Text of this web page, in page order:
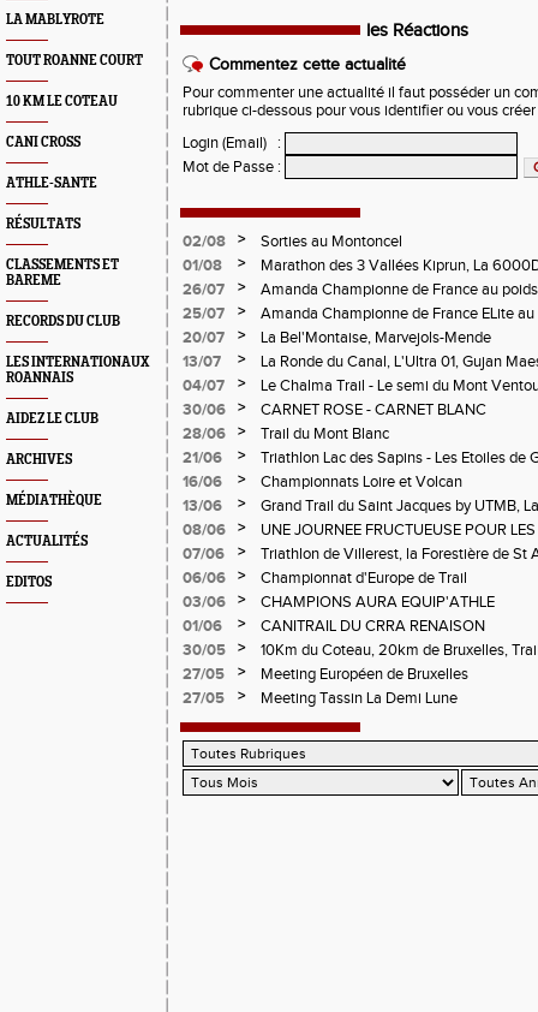
LA MABLYROTE
TOUT ROANNE COURT
10 KM LE COTEAU
CANI CROSS
ATHLE-SANTE
RÉSULTATS
CLASSEMENTS ET
BAREME
RECORDS DU CLUB
LES INTERNATIONAUX
ROANNAIS
AIDEZ LE CLUB
ARCHIVES
MÉDIATHÈQUE
ACTUALITÉS
EDITOS
les Réactions
Commentez cette actualité
Pour commenter une actualité il faut posséder un
rubrique ci-dessous pour vous identifier ou vous
Login (Email)
:
Mot de Passe :
02/08 >
Sorties au Montoncel
01/08
>
Marathon des 3 Vallées Kiprun, La
Verticale d'Orcières, St Augustin
26/07 >
Amanda Championne de France au poids
25/07
>
Amanda Championne de France ELite
20/07
>
La Bel'Montaise, Marvejols-Mende
13/07
>
La Ronde du Canal, L'Ultra 01, Gujan
04/07
>
Le Chalma Trail - Le semi du Mont
Cublize - Les Passerelles de Monteynard
Pralognon La Vanoise
30/06 >
CARNET ROSE - CARNET BLANC
28/06
>
Trail du Mont Blanc
21/06
>
Triathlon Lac des Sapins - Les Etoiles de
16/06
>
Championnats Loire et Volcan
13/06
>
Grand Trail du Saint Jacques by UTMB,
d'Andrézieux-Bouthéon
08/06 >
UNE JOURNEE FRUCTUEUSE POUR
CHAMPIONNATS DE LA LOIRE A
07/06 >
Triathlon de Villerest, la Forestière de St
Circuit de la Sure, Tour du Pays Roannais
06/06 >
Championnat d'Europe de Trail
03/06
>
CHAMPIONS AURA EQUIP'ATHLE
01/06
>
CANITRAIL DU CRRA RENAISON
30/05
>
10Km du Coteau, 20km de Bruxelles,
Pilatrail
27/05 >
Meeting Européen de Bruxelles
27/05
> Meeting Tassin La Demi Lune